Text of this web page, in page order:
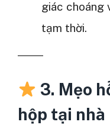
giác choáng
tạm thời.
3. Mẹo
hộp tại nhà